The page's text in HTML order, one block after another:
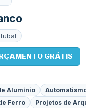
GRÁTIS
Alumínio
Ferro
Projetos de